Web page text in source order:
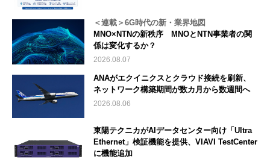
＜連載＞6G時代の新・業界地図
MNO×NTNの新秩序 MNOとNTN事業者の関
係は変化するか？
2026.08.07
ANAがエクイニクスとクラウド接続を刷新、
ネットワーク構築期間が数カ月から数週間へ
2026.08.06
東陽テクニカがAIデータセンター向け「Ultra
Ethernet」検証機能を提供、VIAVI TestCenter
に機能追加